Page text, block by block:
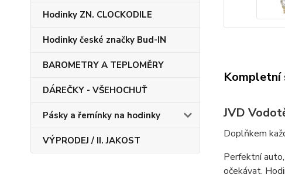
Hodinky ZN. CLOCKODILE
Hodinky české značky Bud-IN
BAROMETRY A TEPLOMĚRY
DÁREČKY - VŠEHOCHUŤ
Pásky a řemínky na hodinky
VÝPRODEJ / II. JAKOST
Kompletní
JVD
Doplňkem
Perfektní
očekávat.